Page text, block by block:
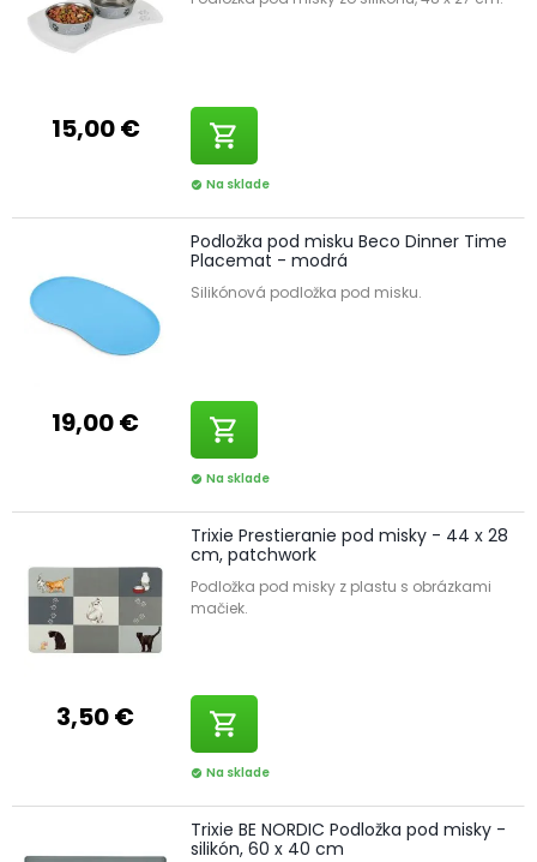
15,00 € shopping_cart
check_circle Na sklade
19,00 €
Podložka pod misku Beco Dinner Time
Placemat - modrá
Silikónová podložka pod misku.
shopping_cart
check_circle Na sklade
3,50 €
Trixie Prestieranie pod misky - 44 x 28
cm, patchwork
Podložka pod misky z plastu s obrázkami
mačiek.
shopping_cart
check_circle Na sklade
Trixie BE NORDIC Podložka pod misky -
silikón, 60 x 40 cm